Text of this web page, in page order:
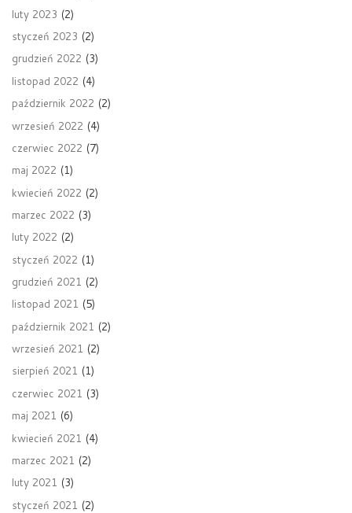
luty 2023 (2)
styczeń 2023 (2)
grudzień 2022 (3)
listopad 2022 (4)
październik 2022 (2)
wrzesień 2022 (4)
czerwiec 2022 (7)
maj 2022 (1)
kwiecień 2022 (2)
marzec 2022 (3)
luty 2022 (2)
styczeń 2022 (1)
grudzień 2021 (2)
listopad 2021 (5)
październik 2021 (2)
wrzesień 2021 (2)
sierpień 2021 (1)
czerwiec 2021 (3)
maj 2021 (6)
kwiecień 2021 (4)
marzec 2021 (2)
luty 2021 (3)
styczeń 2021 (2)